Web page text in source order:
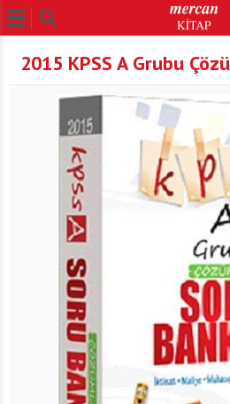
2015 KPSS A Grubu